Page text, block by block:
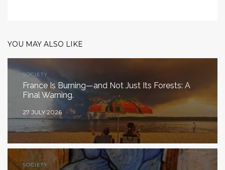
YOU MAY ALSO LIKE
SOCIETY
France Is Burning—and Not Just Its Forests: A
Final Warning.
27 JULY 2026
SOCIETY